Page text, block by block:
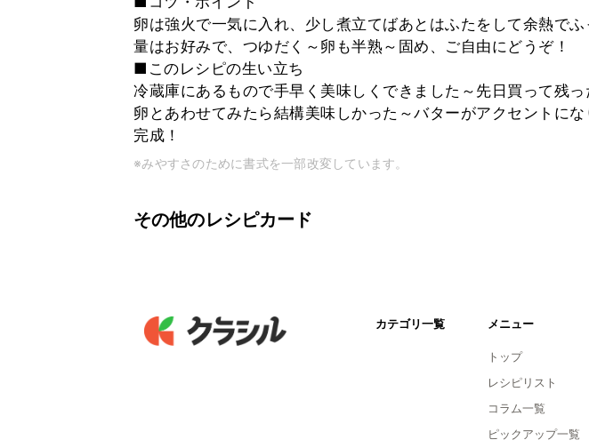
卵は強火で一気に入れ、少し煮立てばあとはふたをして余熱で
量はお好みで、つゆだく～卵も半熟～固め、ご自由にどうぞ！
■このレシピの生い立ち
冷蔵庫にあるもので手早く美味しくできました～先日買って残
卵とあわせてみたら結構美味しかった～バターがアクセントに
完成！
※みやすさのために書式を一部改変しています。
その他のレシピカード
カテゴリ一覧 メニュー
トップ
レシピリスト
コラム一覧
ピックアップ一覧